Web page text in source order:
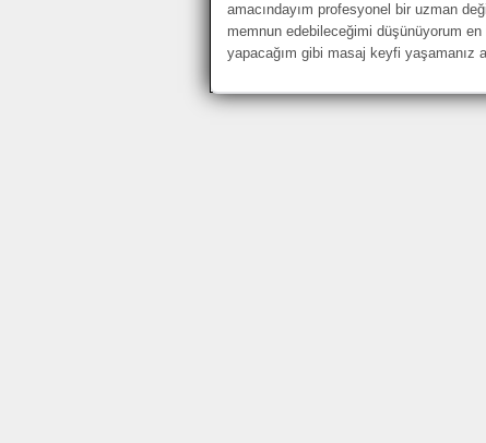
amacındayım profesyonel bir uzman
memnun edebileceğimi düşünüyorum
yapacağım gibi masaj keyfi yaşamanız